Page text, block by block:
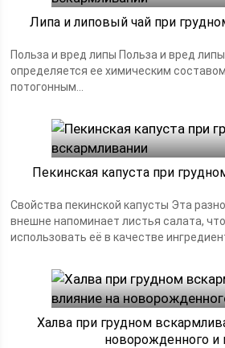
Липа и липовый чай при
Польза и вред липы Польза и вред
определяется ее химическим
потогонным...
Пекинская капуста при
Свойства пекинской капусты Эта
внешне напоминает листья салата,
использовать её в качестве
Халва при грудном
новорожденного и